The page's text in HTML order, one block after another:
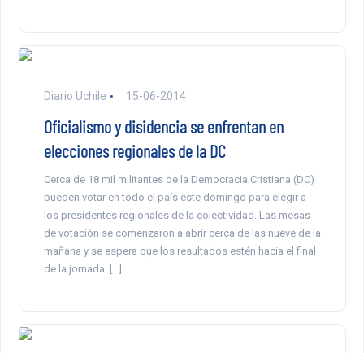
Diario Uchile 15-06-2014
Oficialismo y disidencia se enfrentan en
elecciones regionales de la DC
Cerca de 18 mil militantes de la Democracia Cristiana (DC)
pueden votar en todo el país este domingo para elegir a
los presidentes regionales de la colectividad. Las mesas
de votación se comenzaron a abrir cerca de las nueve de la
mañana y se espera que los resultados estén hacia el final
de la jornada. […]